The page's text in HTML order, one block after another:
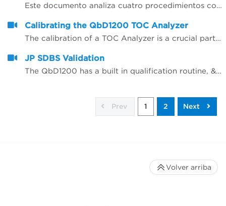
Este documento analiza cuatro procedimientos comunes de control de calidad y c&oacute;mo la automatizaci&oacute;n puede ayudar a mejorar la integridad de los datos reduciendo las oportunidades de error humano, a la vez que se ahorra tiempo y se reducen los costes operativos. Los cuatro procedimientos de control de calidad que se describen en este documento forman un hilo com&uacute;n en la industria de la fabricaci&oacute;n biofarmac&eacute;utica y son: pruebas de calidad del agua, monitorizaci&oacute;n ambiental rutinaria de sala limpia, recuento de c&eacute;lulas biol&oacute;gicas y pruebas de viabilidad y pruebas finales de part&iacute;culas inyectables de f&aacute;rmacos.
Calibrating the QbD1200 TOC Analyzer
The calibration of a TOC Analyzer is a crucial part of ensuring a quality measurement.
JP SDBS Validation
The QbD1200 has a built in qualification routine, &ldquo;SDBS&rdquo;, which makes performing a JP 16 compliant validation convenient.
Prev 1 2 Next
Volver arriba